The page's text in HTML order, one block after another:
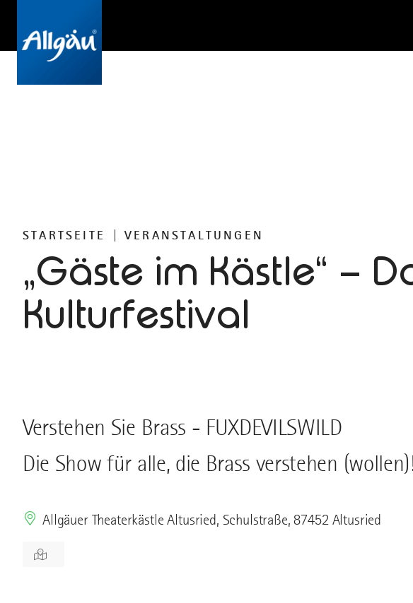
STARTSEITE VERANSTALTUNGEN
„Gäste im Kästle“ –
Kulturfestival
Verstehen Sie Brass - FUXDEVILSWILD
Die Show für alle, die Brass verstehen
Allgäuer Theaterkästle Altusried, Schulstraße, 87452 Altusried